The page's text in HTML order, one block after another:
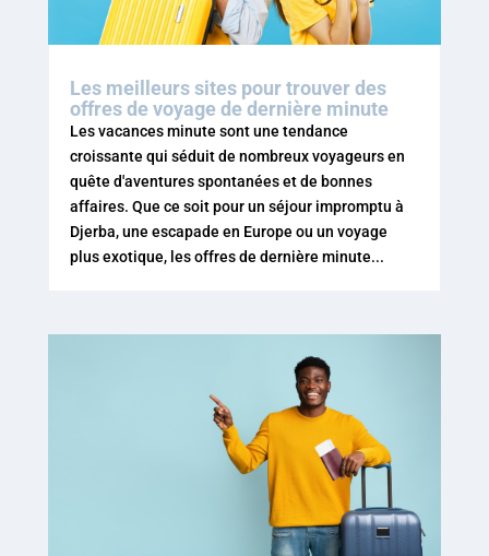
Les meilleurs sites pour trouver des
offres de voyage de dernière minute
Les vacances minute sont une tendance
croissante qui séduit de nombreux voyageurs en
quête d'aventures spontanées et de bonnes
affaires. Que ce soit pour un séjour impromptu à
Djerba, une escapade en Europe ou un voyage
plus exotique, les offres de dernière minute...